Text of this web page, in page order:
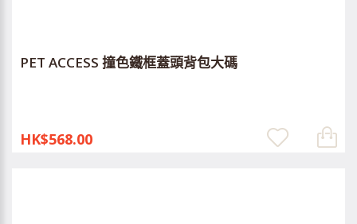
PET ACCESS 撞色鐵框蓋頭背包大碼
HK$568.00